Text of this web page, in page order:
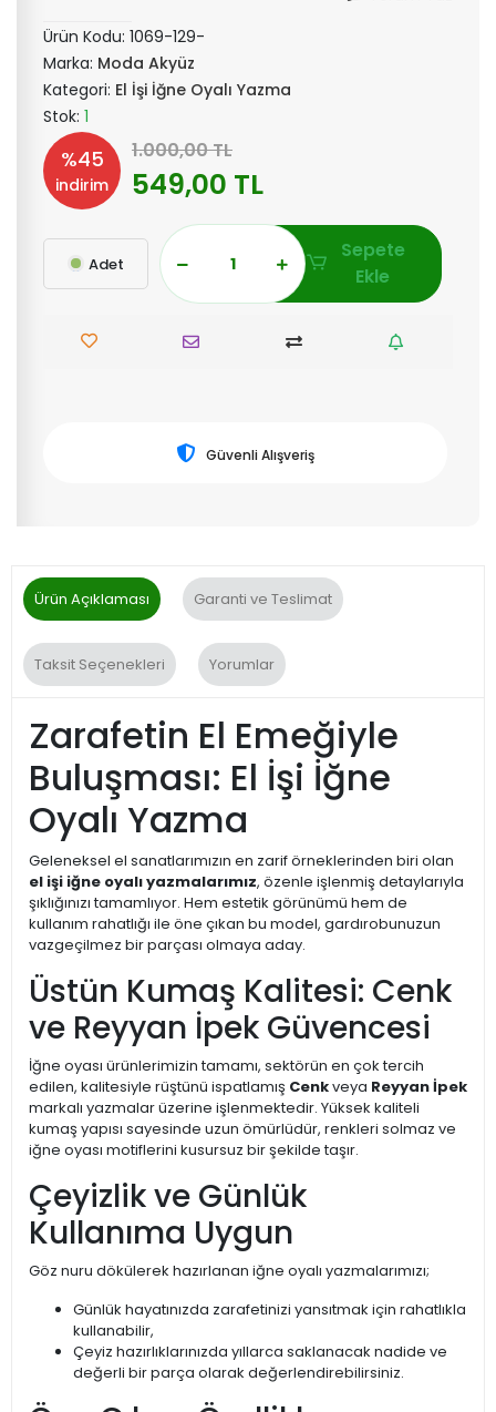
Ürün Kodu: 1069-129-
Marka: Moda Akyüz
Kategori: El İşi İğne Oyalı Yazma
Stok: 1
%45
indirim
1.000,00 TL
549,00 TL
Adet
Sepete
Ekle
Güvenli Alışveriş
Ürün Açıklaması Garanti ve Teslimat
Taksit Seçenekleri Yorumlar
Zarafetin El Emeğiyle
Buluşması: El İşi İğne
Oyalı Yazma
Geleneksel el sanatlarımızın en zarif örneklerinden biri olan
el işi iğne oyalı yazmalarımız, özenle işlenmiş detaylarıyla
şıklığınızı tamamlıyor. Hem estetik görünümü hem de
kullanım rahatlığı ile öne çıkan bu model, gardırobunuzun
vazgeçilmez bir parçası olmaya aday.
Üstün Kumaş Kalitesi: Cenk
ve Reyyan İpek Güvencesi
İğne oyası ürünlerimizin tamamı, sektörün en çok tercih
edilen, kalitesiyle rüştünü ispatlamış Cenkveya Reyyan İpek
markalı yazmalar üzerine işlenmektedir. Yüksek kaliteli
kumaş yapısı sayesinde uzun ömürlüdür, renkleri solmaz ve
iğne oyası motiflerini kusursuz bir şekilde taşır.
Çeyizlik ve Günlük
Kullanıma Uygun
Göz nuru dökülerek hazırlanan iğne oyalı yazmalarımızı;
Günlük hayatınızda zarafetinizi yansıtmak için rahatlıkla
kullanabilir,
Çeyiz hazırlıklarınızda yıllarca saklanacak nadide ve
değerli bir parça olarak değerlendirebilirsiniz.